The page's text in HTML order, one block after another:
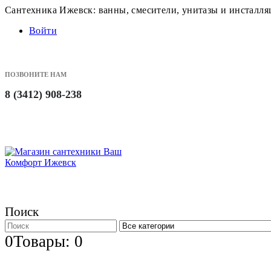
Сантехника Ижевск: ванны, смесители, унитазы и
Войти
ПОЗВОНИТЕ НАМ
8 (3412) 908-238
Поиск
0Товары: 0